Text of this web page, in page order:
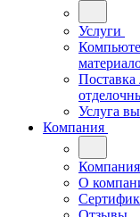
Услуги
Поставка
Услуга
Компания
Компания
О